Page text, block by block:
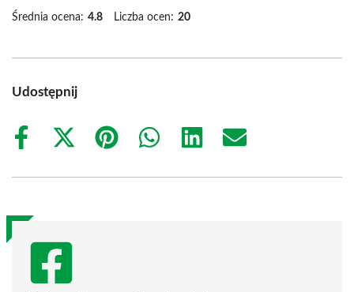
Średnia ocena: 4.8 Liczba ocen: 20
Udostępnij
Share
Share
(Twitter)
Share
Share
Share
Share